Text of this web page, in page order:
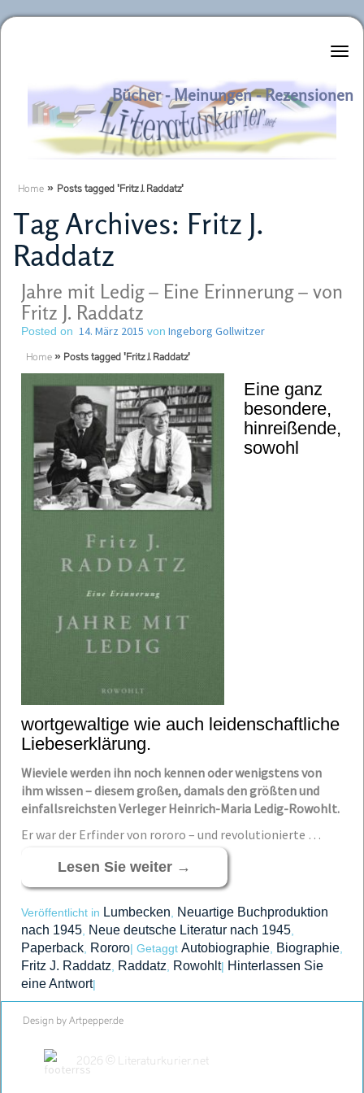
Literaturkurier.net
Bücher - Meinungen - Rezensionen
Home » Posts tagged 'Fritz J. Raddatz'
Tag Archives: Fritz J.
Raddatz
Jahre mit Ledig – Eine Erinnerung – von
Fritz J. Raddatz
Posted on 14. März 2015 von Ingeborg Gollwitzer
Home » Posts tagged 'Fritz J. Raddatz'
Eine ganz
besondere,
hinreißende,
sowohl
wortgewaltige wie auch leidenschaftliche
Liebeserklärung.
Wieviele werden ihn noch kennen oder wenigstens von
ihm wissen – diesem großen, damals den größten und
einfallsreichsten Verleger Heinrich-Maria Ledig-Rowohlt.
Er war der Erfinder von rororo – und revolutionierte …
Lesen Sie weiter →
Veröffentlicht in Lumbecken
Neuartige Buchproduktion
nach 1945 Neue deutsche Literatur nach 1945
Paperback Rororo| Getaggt Autobiographie Biographie
Fritz J. Raddatz Raddatz Rowohlt| Hinterlassen Sie
eine Antwort|
2026 © Literaturkurier.net
Design by Artpepper.de